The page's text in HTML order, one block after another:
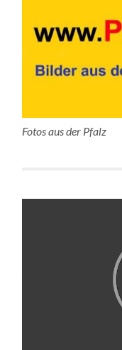
Fotos aus der Pfalz